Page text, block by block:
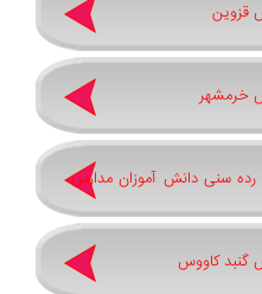
قزوین
خرمشهر
رده سنی دانش آموزان مدارس
گنبد کاووس